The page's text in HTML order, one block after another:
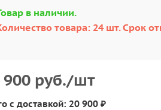
в наличии.
товара: 24 шт. Срок
900 руб./шт
с доставкой: 20 900 ₽